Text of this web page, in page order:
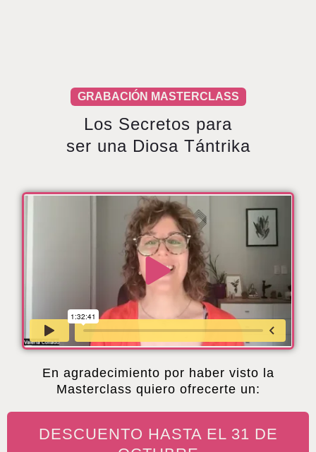
GRABACIÓN MASTERCLASS
Los Secretos para
ser una Diosa Tántrika
En agradecimiento por haber visto la
Masterclass quiero ofrecerte un:
DESCUENTO HASTA EL 31 DE